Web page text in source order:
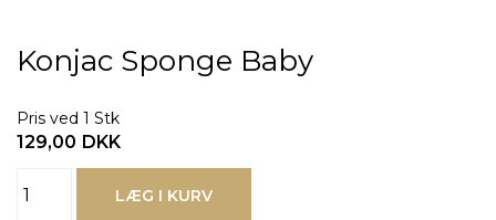
Konjac Sponge Baby
Pris ved 1 Stk
129,00 DKK